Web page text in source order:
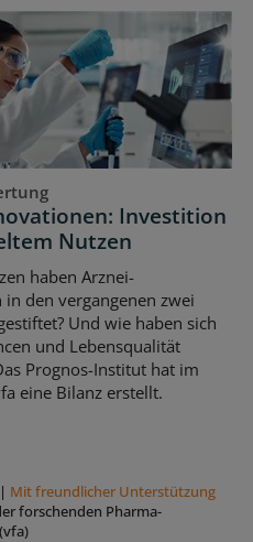
Investition
Nutzen
haben Arznei-
den vergangenen zwei
Und wie haben sich
und Lebensqualität
Prognos-Institut hat im
eine Bilanz erstellt.
Mit freundlicher Unterstützung
forschenden Pharma-